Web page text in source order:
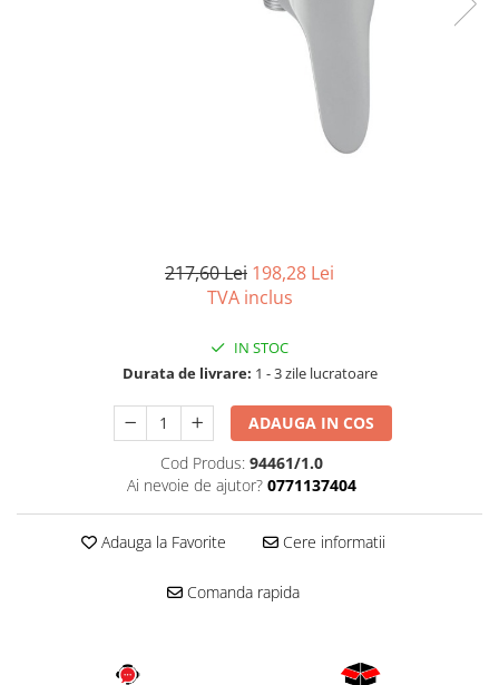
217,60 Lei 198,28 Lei
TVA inclus
IN STOC
Durata de livrare: 1 - 3 zile lucratoare
ADAUGA IN COS
Cod Produs: 94461/1.0
Ai nevoie de ajutor? 0771137404
Adauga la Favorite Cere informatii
Comanda rapida